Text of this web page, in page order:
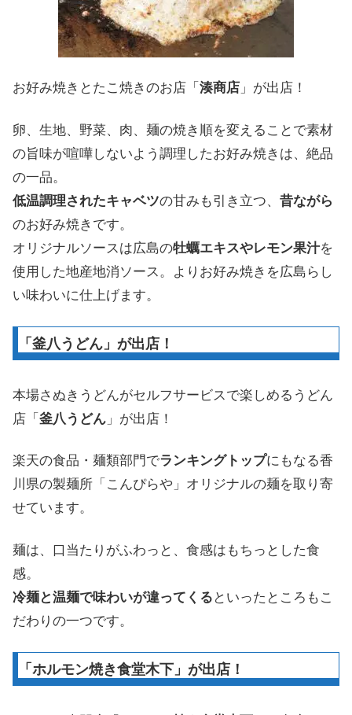
お好み焼きとたこ焼きのお店「 湊商店 」が出店！
卵、生地、野菜、肉、麺の焼き順を変えることで素材
の旨味が喧嘩しないよう調理したお好み焼きは、絶品
の一品。
低温調理されたキャベツの甘みも引き立つ、 昔ながら
のお好み焼きです。
オリジナルソースは広島の牡蠣エキスやレモン果汁を
使用した地産地消ソース。よりお好み焼きを広島らし
い味わいに仕上げます。
「釜八うどん」が出店！
本場さぬきうどんがセルフサービスで楽しめるうどん
店「 釜八うどん 」が出店！
楽天の食品・麺類部門でランキングトップにもなる香
川県の製麺所「こんぴらや」オリジナルの麺を取り寄
せています。
麺は、口当たりがふわっと、食感はもちっとした食
感。
冷麺と温麺で味わいが違ってくる といったところもこ
だわりの一つです。
「ホルモン焼き食堂木下」が出店！